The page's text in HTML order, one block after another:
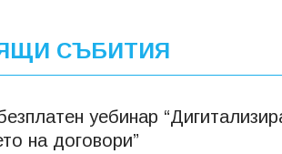
СЪБИТИЯ
уебинар
на договори”